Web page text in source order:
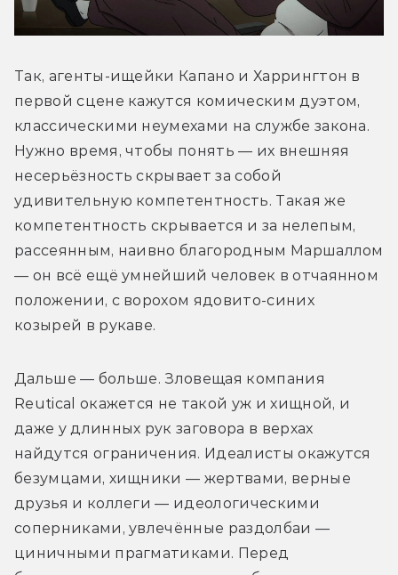
Так, агенты-ищейки Капано и Харрингтон в
первой сцене кажутся комическим дуэтом,
классическими неумехами на службе закона.
Нужно время, чтобы понять — их внешняя
несерьёзность скрывает за собой
удивительную компетентность. Такая же
компетентность скрывается и за нелепым,
рассеянным, наивно благородным Маршаллом
— он всё ещё умнейший человек в отчаянном
положении, с ворохом ядовито-синих
козырей в рукаве.
Дальше — больше. Зловещая компания
Reutical окажется не такой уж и хищной, и
даже у длинных рук заговора в верхах
найдутся ограничения. Идеалисты окажутся
безумцами, хищники — жертвами, верные
друзья и коллеги — идеологическими
соперниками, увлечённые раздолбаи —
циничными прагматиками. Перед